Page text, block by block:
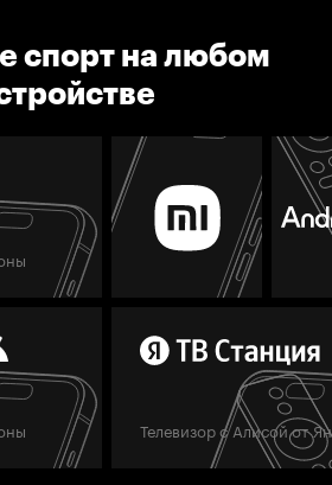
спорт на любом
Телевизор с Алисой от